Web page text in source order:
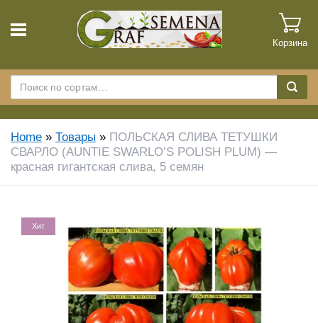
Корзина
Home » Товары » ПОЛЬСКАЯ СЛИВА ТЕТУШКИ
СВАРЛО (AUNTIE SWARLO’S POLISH PLUM) —
красная гигантская слива, 5 семян
Хит